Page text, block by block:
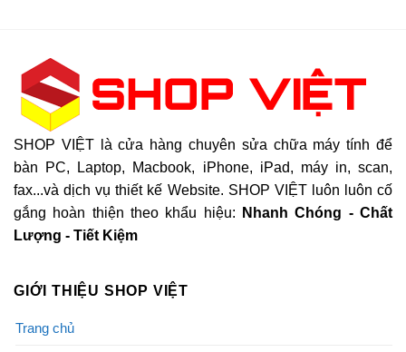
SHOP VIỆT là cửa hàng chuyên sửa chữa máy tính để
bàn PC, Laptop, Macbook, iPhone, iPad, máy in, scan,
fax...và dịch vụ thiết kế Website. SHOP VIỆT luôn luôn cố
gắng hoàn thiện theo khẩu hiệu:
Nhanh Chóng - Chất
Lượng - Tiết Kiệm
GIỚI THIỆU SHOP VIỆT
Trang chủ